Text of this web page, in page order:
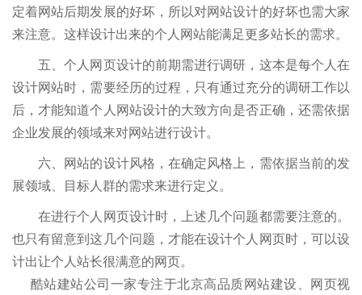
定着网站后期发展的好坏，所以对网站设计的好坏也需大家
来注意。这样设计出来的个人网站能满足更多站长的需求。
五、个人网页设计的前期需进行调研，这本是每个人在
设计网站时，需要经历的过程，只有通过充分的调研工作以
后，才能知道个人网站设计的大致方向是否正确，还需依据
企业发展的领域来对网站进行设计。
六、网站的设计风格，在确定风格上，需依据当前的发
展领域、目标人群的需求来进行定义。
在进行个人网页设计时，上述几个问题都需要注意的。
也只有留意到这几个问题，才能在设计个人网页时，可以设
计出让个人站长很满意的网页。
酷站建站公司一家专注于北京高品质网站建设、网页视